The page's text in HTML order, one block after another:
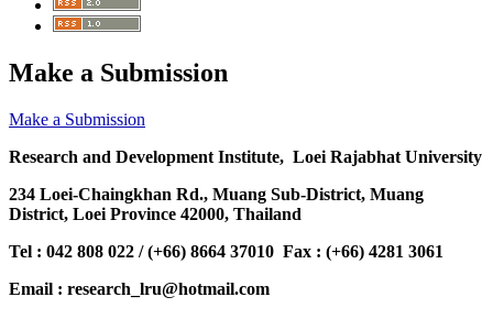
Make a Submission
Make a Submission
Research and Development Institute, Loei Rajabhat University
234 Loei-Chaingkhan Rd., Muang Sub-District, Muang
District, Loei Province 42000, Thailand
Tel : 042 808 022 / (+66) 8664 37010 Fax : (+66) 4281 3061
Email : research_lru@hotmail.com